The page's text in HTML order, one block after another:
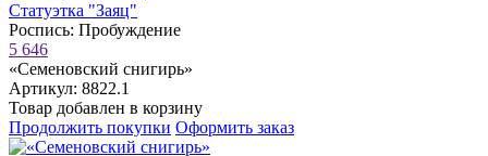
Статуэтка "Заяц"
Роспись: Пробуждение
5 646
«Семеновский снигирь»
Артикул: 8822.1
Товар добавлен в корзину
Продолжить покупки Оформить заказ